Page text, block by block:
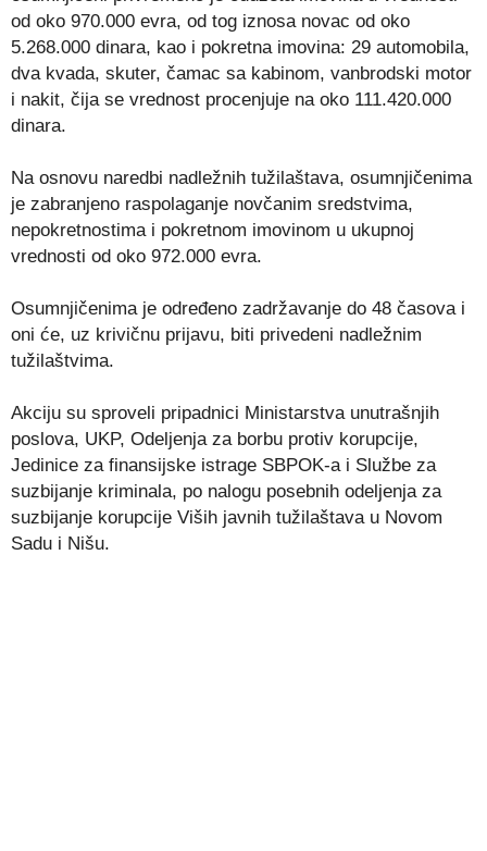
od oko 970.000 evra, od tog iznosa novac od oko
5.268.000 dinara, kao i pokretna imovina: 29 automobila,
dva kvada, skuter, čamac sa kabinom, vanbrodski motor
i nakit, čija se vrednost procenjuje na oko 111.420.000
dinara.
Na osnovu naredbi nadležnih tužilaštava, osumnjičenima
je zabranjeno raspolaganje novčanim sredstvima,
nepokretnostima i pokretnom imovinom u ukupnoj
vrednosti od oko 972.000‬‬ evra.
Osumnjičenima je određeno zadržavanje do 48 časova i
oni će, uz krivičnu prijavu, biti privedeni nadležnim
tužilaštvima.
Akciju su sproveli pripadnici Ministarstva unutrašnjih
poslova, UKP, Odeljenja za borbu protiv korupcije,
Jedinice za finansijske istrage SBPOK-a i Službe za
suzbijanje kriminala, po nalogu posebnih odeljenja za
suzbijanje korupcije Viših javnih tužilaštava u Novom
Sadu i Nišu.